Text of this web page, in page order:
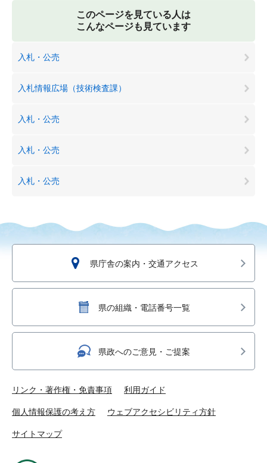
このページを見ている人は
こんなページも見ています
入札・公売
入札情報広場（技術検査課）
入札・公売
入札・公売
入札・公売
県庁舎の案内・交通アクセス
県の組織・電話番号一覧
県政へのご意見・ご提案
リンク・著作権・免責事項 利用ガイド
個人情報保護の考え方 ウェブアクセシビリティ方針
サイトマップ